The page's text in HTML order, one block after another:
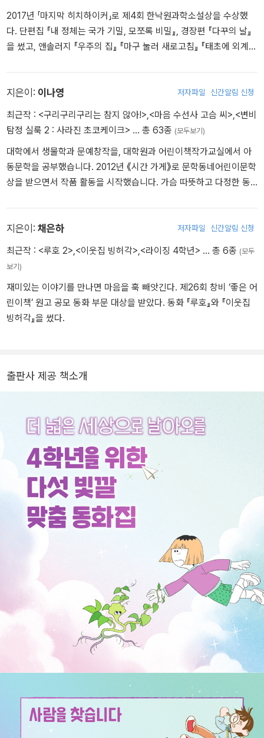
2017년 「마지막 히치하이커」로 제4회 한낙원과학소설상을 수상했
다. 단편집 『내 정체는 국가 기밀, 모쪼록 비밀』, 경장편 『다꾸의 날』
을 썼고, 앤솔러지 『우주의 집』 『마구 눌러 새로고침』 『태초에 외계인
지은이: 이나영 저자파일 신간알림 신청
최근작 : <구리구리구리는 참지 않아!>,<마음 수선사 고슴 씨>,<변비
탐정 실룩 2 : 사라진 초코케이크> … 총 63종 (모두보기)
대학에서 생물학과 문예창작을, 대학원과 어린이책작가교실에서 아
동문학을 공부했습니다. 2012년 《시간 가게》로 문학동네어린이문학
상을 받으면서 작품 활동을 시작했습니다. 가슴 따뜻하고 다정한 동
놀이》 《그날 밤 우리는》 《열세 살의 덩크 슛》, <소원을 들어주는 미
호네> <변비 탐정 실룩> 시리즈 등이 있습니다.
지은이: 채은하 저자파일 신간알림 신청
최근작 : <루호 2>,<이웃집 빙허각>,<라이징 4학년> … 총 6종 (모두
보기)
재미있는 이야기를 만나면 마음을 훅 빼앗긴다. 제26회 창비 ‘좋은 어
린이책’ 원고 공모 동화 부문 대상을 받았다. 동화 『루호』와 『이웃집
빙허각』을 썼다.
출판사 제공 책소개